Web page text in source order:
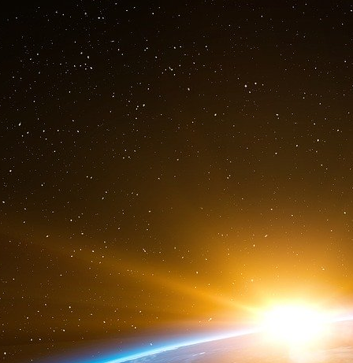
la Russie, dont l’entreprise d’Etat
BASF Wintershall-Dea, offrait également
le résultat est une perte totale.
d’investissements de dix milliards d’euros -
par une entreprise allemande en Chine. «
nécessaire ici ne serait même pas possible -
Europe avec lequel nous pourrions gagner de
Josefin Altrichter de l’Association de
« Stratégiquement, de nombreuses
des décisions douloureuses pour le site
chambre de commerce allemande en
allemandes interrogées et implantées en
pays connaîtra une nette progression cette
Les entreprises allemandes ont oublié la
avisés avec le Reichstag de Berlin. Selon
Pékin, elles ont investi comme jamais
dix premiers mois de l’année 2022, les
rapport à l’année précédente.